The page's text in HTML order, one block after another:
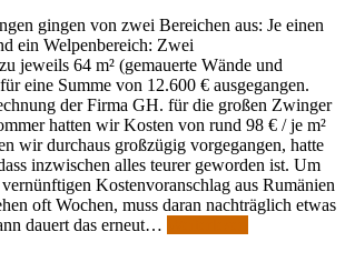
gingen von zwei Bereichen aus: Je einen
ein Welpenbereich: Zwei
jeweils 64 m² (gemauerte Wände und
eine Summe von 12.600 € ausgegangen.
der Firma GH. für die großen Zwinger
hatten wir Kosten von rund 98 € / je m²
wir durchaus großzügig vorgegangen, hatte
inzwischen alles teurer geworden ist. Um
Kostenvoranschlag aus Rumänien
oft Wochen, muss daran nachträglich etwas
dauert das erneut…